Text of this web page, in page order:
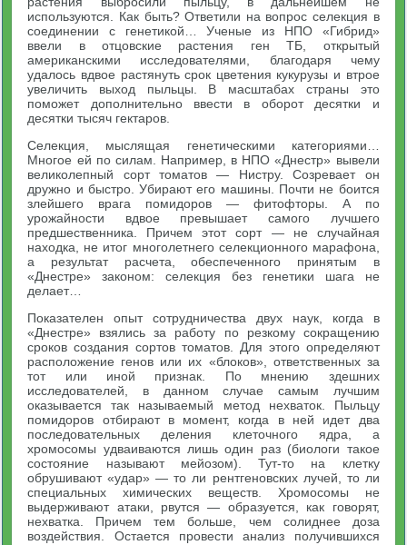
используются. Как быть? Ответили на вопрос селекция в
соединении с генетикой… Ученые из НПО «Гибрид»
ввели в отцовские растения ген ТБ, открытый
американскими исследователями, благодаря чему
удалось вдвое растянуть срок цветения кукурузы и втрое
увеличить выход пыльцы. В масштабах страны это
поможет дополнительно ввести в оборот десятки и
десятки тысяч гектаров.
Селекция, мыслящая генетическими категориями…
Многое ей по силам. Например, в НПО «Днестр» вывели
великолепный сорт томатов — Нистру. Созревает он
дружно и быстро. Убирают его машины. Почти не боится
злейшего врага помидоров — фитофторы. А по
урожайности вдвое превышает самого лучшего
предшественника. Причем этот сорт — не случайная
находка, не итог многолетнего селекционного марафона,
а результат расчета, обеспеченного принятым в
«Днестре» законом: селекция без генетики шага не
делает…
Показателен опыт сотрудничества двух наук, когда в
«Днестре» взялись за работу по резкому сокращению
сроков создания сортов томатов. Для этого определяют
расположение генов или их «блоков», ответственных за
тот или иной признак. По мнению здешних
исследователей, в данном случае самым лучшим
оказывается так называемый метод нехваток. Пыльцу
помидоров отбирают в момент, когда в ней идет два
последовательных деления клеточного ядра, а
хромосомы удваиваются лишь один раз (биологи такое
состояние называют мейозом). Тут-то на клетку
обрушивают «удар» — то ли рентгеновских лучей, то ли
специальных химических веществ. Хромосомы не
выдерживают атаки, рвутся — образуется, как говорят,
нехватка. Причем тем больше, чем солиднее доза
воздействия. Остается провести анализ получившихся